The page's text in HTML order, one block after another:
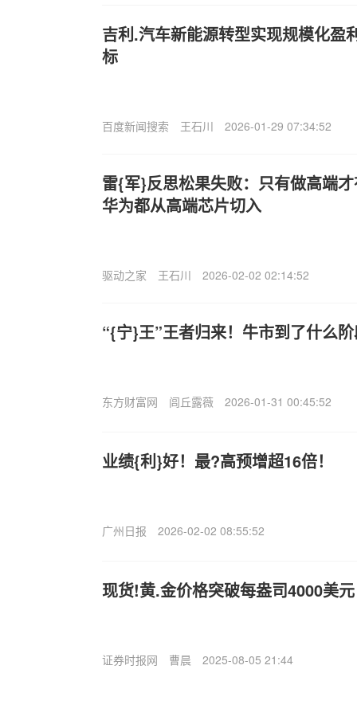
吉利.汽车新能源转型实现规模化盈
标
百度新闻搜索 王石川 2026-01-29 07:34:52
雷{军}反思松果失败：只有做高端
华为都从高端芯片切入
驱动之家 王石川 2026-02-02 02:14:52
“{宁}王”王者归来！牛市到了什么
东方财富网 闾丘露薇 2026-01-31 00:45:52
业绩{利}好！最?高预增超16倍！
广州日报 2026-02-02 08:55:52
现货!黄.金价格突破每盎司4000美元
证券时报网 曹晨 2025-08-05 21:44